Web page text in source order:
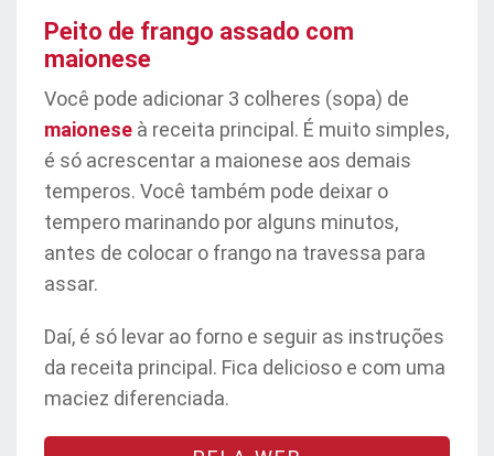
Peito de frango assado com
maionese
Você pode adicionar 3 colheres (sopa) de
maionese à receita principal. É muito simples,
é só acrescentar a maionese aos demais
temperos. Você também pode deixar o
tempero marinando por alguns minutos,
antes de colocar o frango na travessa para
assar.
Daí, é só levar ao forno e seguir as instruções
da receita principal. Fica delicioso e com uma
maciez diferenciada.